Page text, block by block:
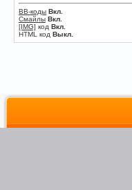
BB-коды Вкл.
Смайлы Вкл.
[IMG] код Вкл.
HTML код Выкл.